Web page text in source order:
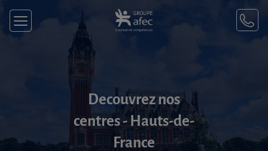
Decouvrez nos
centres - Hauts-de-
France